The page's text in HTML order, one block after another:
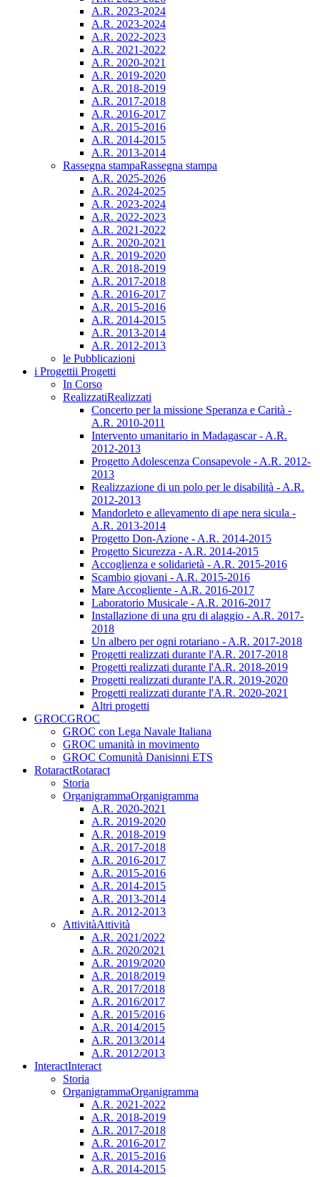
A.R. 2023-2024
A.R. 2023-2024
A.R. 2022-2023
A.R. 2021-2022
A.R. 2020-2021
A.R. 2019-2020
A.R. 2018-2019
A.R. 2017-2018
A.R. 2016-2017
A.R. 2015-2016
A.R. 2014-2015
A.R. 2013-2014
Rassegna stampaRassegna stampa
A.R. 2025-2026
A.R. 2024-2025
A.R. 2023-2024
A.R. 2022-2023
A.R. 2021-2022
A.R. 2020-2021
A.R. 2019-2020
A.R. 2018-2019
A.R. 2017-2018
A.R. 2016-2017
A.R. 2015-2016
A.R. 2014-2015
A.R. 2013-2014
A.R. 2012-2013
le Pubblicazioni
i Progettii Progetti
In Corso
RealizzatiRealizzati
Concerto per la missione Speranza e Carità -
A.R. 2010-2011
Intervento umanitario in Madagascar - A.R.
2012-2013
Progetto Adolescenza Consapevole - A.R. 2012-
2013
Realizzazione di un polo per le disabilità - A.R.
2012-2013
Mandorleto e allevamento di ape nera sicula -
A.R. 2013-2014
Progetto Don-Azione - A.R. 2014-2015
Progetto Sicurezza - A.R. 2014-2015
Accoglienza e solidarietà - A.R. 2015-2016
Scambio giovani - A.R. 2015-2016
Mare Accogliente - A.R. 2016-2017
Laboratorio Musicale - A.R. 2016-2017
Installazione di una gru di alaggio - A.R. 2017-
2018
Un albero per ogni rotariano - A.R. 2017-2018
Progetti realizzati durante l'A.R. 2017-2018
Progetti realizzati durante l'A.R. 2018-2019
Progetti realizzati durante l'A.R. 2019-2020
Progetti realizzati durante l'A.R. 2020-2021
Altri progetti
GROCGROC
GROC con Lega Navale Italiana
GROC umanità in movimento
GROC Comunità Danisinni ETS
RotaractRotaract
Storia
OrganigrammaOrganigramma
A.R. 2020-2021
A.R. 2019-2020
A.R. 2018-2019
A.R. 2017-2018
A.R. 2016-2017
A.R. 2015-2016
A.R. 2014-2015
A.R. 2013-2014
A.R. 2012-2013
AttivitàAttività
A.R. 2021/2022
A.R. 2020/2021
A.R. 2019/2020
A.R. 2018/2019
A.R. 2017/2018
A.R. 2016/2017
A.R. 2015/2016
A.R. 2014/2015
A.R. 2013/2014
A.R. 2012/2013
InteractInteract
Storia
OrganigrammaOrganigramma
A.R. 2021-2022
A.R. 2018-2019
A.R. 2017-2018
A.R. 2016-2017
A.R. 2015-2016
A.R. 2014-2015